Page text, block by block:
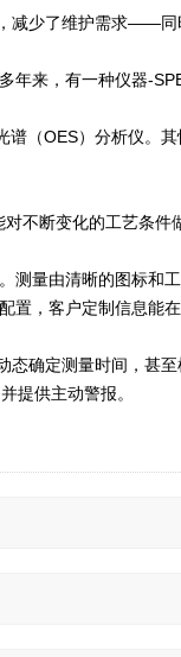
减少了维护需求——同
年来，有一种仪器-
（OES）分析仪。
不断变化的工艺条件
量由清晰的图标和
，客户定制信息能
态确定测量时间，甚
提供主动警报。